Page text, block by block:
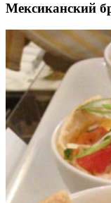
Мексиканский